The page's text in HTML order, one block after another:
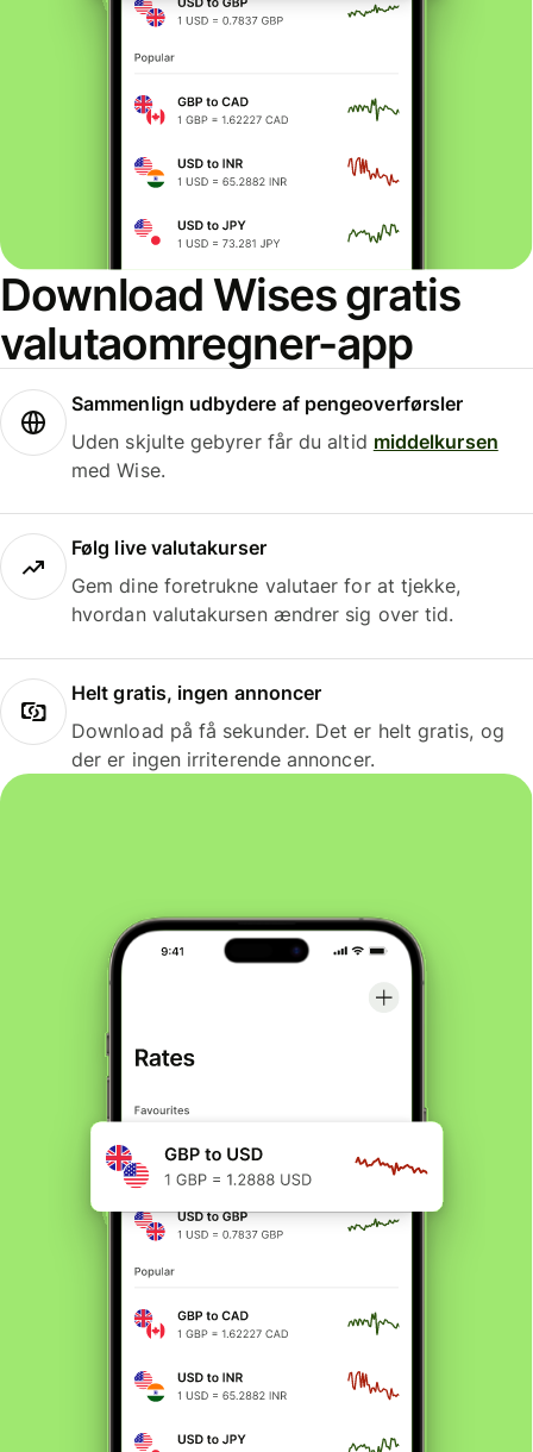
Download Wises gratis
valutaomregner-app
Sammenlign udbydere af pengeoverførsler
Uden skjulte gebyrer får du altid middelkursen
med Wise.
Følg live valutakurser
Gem dine foretrukne valutaer for at tjekke,
hvordan valutakursen ændrer sig over tid.
Helt gratis, ingen annoncer
Download på få sekunder. Det er helt gratis, og
der er ingen irriterende annoncer.